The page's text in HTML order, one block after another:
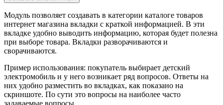
Модуль позволяет создавать в категории каталоге товаров
интернет магазина вкладки с краткой информацией. В эти
вкладке удобно выводить информацию, которая будет полезна
при выборе товара. Вкладки разворачиваются и
сворачиваются.
Пример использования: покупатель выбирает детский
электромобиль и у него возникает ряд вопросов. Ответы на
них удобно разместить во вкладках, как показано на
скриншоте. По сути это вопросы на наиболее часто
задаваемые вопросы.